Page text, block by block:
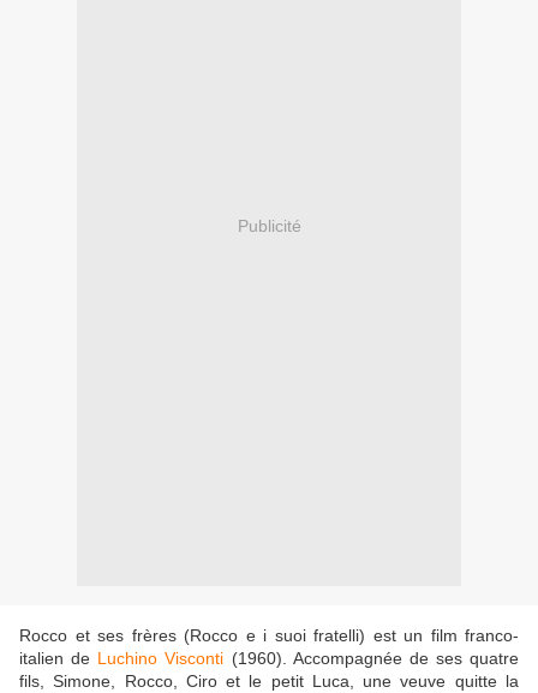
Publicité
Rocco et ses frères (Rocco e i suoi fratelli) est un film franco-
italien de Luchino Visconti (1960). Accompagnée de ses quatre
fils, Simone, Rocco, Ciro et le petit Luca, une veuve quitte la